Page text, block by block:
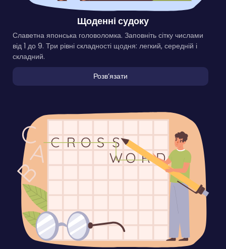
Щоденні судоку
Славетна японська головоломка. Заповніть сітку числами
від 1 до 9. Три рівні складності щодня: легкий, середній і
складний.
Розвʼязати